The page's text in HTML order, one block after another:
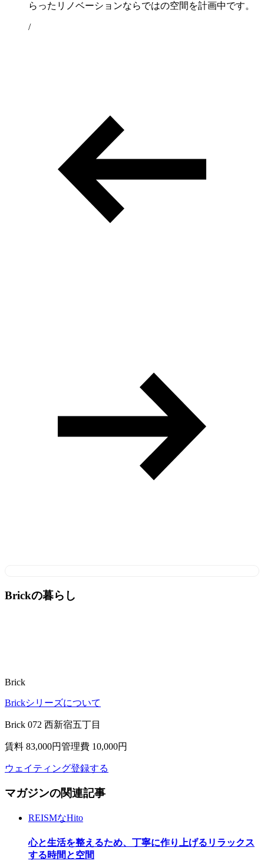
らったリノベーションならではの空間を計画中です。
/
Brickの暮らし
Brick
Brickシリーズについて
Brick 072 西新宿五丁目
賃料 83,000円管理費 10,000円
ウェイティング登録する
マガジンの関連記事
REISMなHito
心と生活を整えるため、丁寧に作り上げるリラックス
する時間と空間